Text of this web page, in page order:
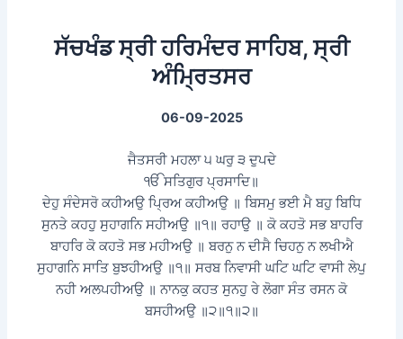
ਸੱਚਖੰਡ ਸ੍ਰੀ ਹਰਿਮੰਦਰ ਸਾਹਿਬ, ਸ੍ਰੀ
ਅੰਮ੍ਰਿਤਸਰ
06-09-2025
ਜੈਤਸਰੀ ਮਹਲਾ ੫ ਘਰੁ ੩ ਦੁਪਦੇ
ੴ ਸਤਿਗੁਰ ਪ੍ਰਸਾਦਿ॥
ਦੇਹੁ ਸੰਦੇਸਰੋ ਕਹੀਅਉ ਪ੍ਰਿਅ ਕਹੀਅਉ ॥ ਬਿਸਮੁ ਭਈ ਮੈ ਬਹੁ ਬਿਧਿ
ਸੁਨਤੇ ਕਹਹੁ ਸੁਹਾਗਨਿ ਸਹੀਅਉ ॥੧॥ ਰਹਾਉ ॥ ਕੋ ਕਹਤੋ ਸਭ ਬਾਹਰਿ
ਬਾਹਰਿ ਕੋ ਕਹਤੋ ਸਭ ਮਹੀਅਉ ॥ ਬਰਨੁ ਨ ਦੀਸੈ ਚਿਹਨੁ ਨ ਲਖੀਐ
ਸੁਹਾਗਨਿ ਸਾਤਿ ਬੁਝਹੀਅਉ ॥੧॥ ਸਰਬ ਨਿਵਾਸੀ ਘਟਿ ਘਟਿ ਵਾਸੀ ਲੇਪੁ
ਨਹੀ ਅਲਪਹੀਅਉ ॥ ਨਾਨਕੁ ਕਹਤ ਸੁਨਹੁ ਰੇ ਲੋਗਾ ਸੰਤ ਰਸਨ ਕੋ
ਬਸਹੀਅਉ ॥੨॥੧॥੨॥